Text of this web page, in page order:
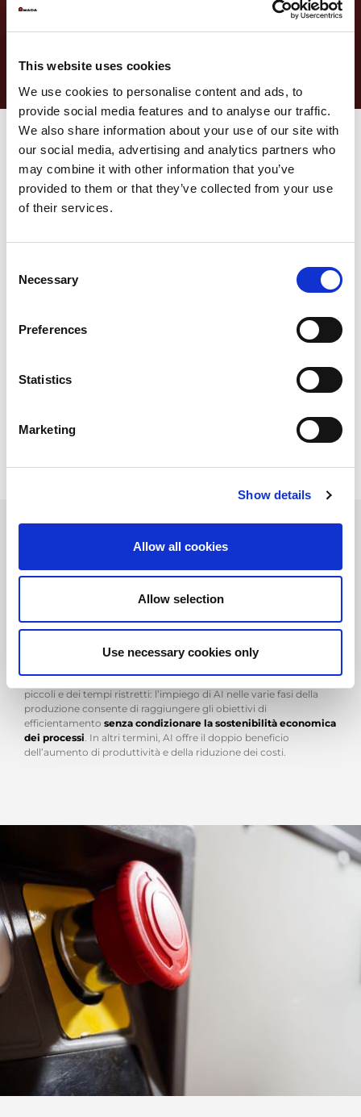
This website uses cookies
We use cookies to personalise content and ads, to
provide social media features and to analyse our traffic.
We also share information about your use of our site with
our social media, advertising and analytics partners who
may combine it with other information that you’ve
provided to them or that they’ve collected from your use
of their services.
Selection
Necessary
Preferences
Statistics
Marketing
Show details
Allow all cookies
Allow selection
Use necessary cookies only
Da diversi anni, l’Intelligenza Artificiale è uno dei principali driver
d’innovazione dell’universo manifatturiero. Tuttavia, molte
aziende ignorano quanto lo sia. Il mercato delle soluzioni di AI,
che nel 2020 valeva 1,1 miliardi di dollari, dovrebbe raggiungere i
annuo medio (CAGR) del 57,2%.Il dato è sorprendente in sé, ma
Intelligenza Artificiale si parla da almeno un decennio, eppure le
potenzialità di crescita sono ancora straordinariamente ampie.
trasformazione digitale anche nel nostro settore.
È emersa
ancor più di prima un’esigenza di ottimizzazione dei cicli
tipiche di questo mercato, di automazione e di
monitoraggio remoto, che sono fondamentali anche per
Artificiale nella manifattura
Afferente all’universo della Data Science e quindi, in senso lato, al
concetto divalorizzazione dei dati, l’Intelligenza Artificiale non
modalità e metodi differenti, puntanoall’ottimizzazione e
l’obiettivo primario, soprattutto nell’era dei lotti sempre più
piccoli e dei tempi ristretti: l’impiego di AI nelle varie fasi della
produzione consente di raggiungere gli obiettivi di
efficientamento senza condizionare la sostenibilità economica
dei processi . In altri termini, AI offre il doppio beneficio
dell’aumento di produttività e della riduzione dei costi.